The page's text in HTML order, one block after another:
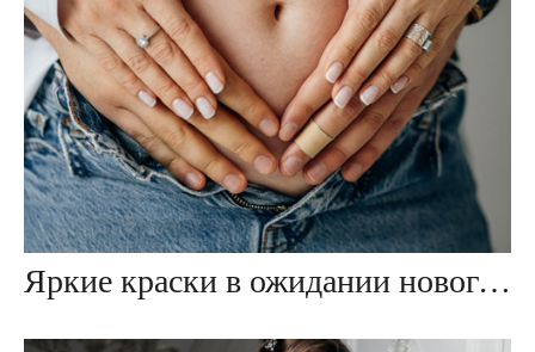
Яркие краски в ожидании нового члена семьи